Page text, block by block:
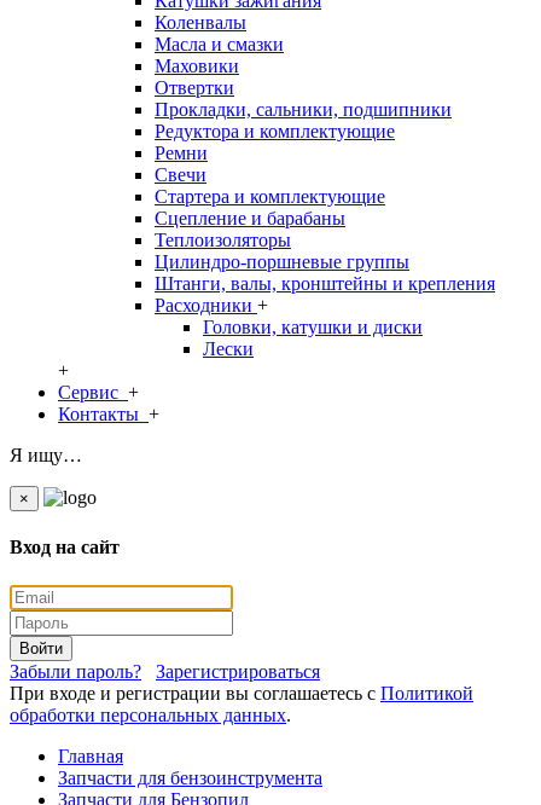
Коленвалы
Масла и смазки
Маховики
Отвертки
Прокладки, сальники, подшипники
Редуктора и комплектующие
Ремни
Свечи
Стартера и комплектующие
Сцепление и барабаны
Теплоизоляторы
Цилиндро-поршневые группы
Штанги, валы, кронштейны и крепления
Расходники +
Головки, катушки и диски
Лески
+
Сервис +
Контакты +
Я ищу…
×
Вход на сайт
Войти
Забыли пароль?
Зарегистрироваться
При входе и регистрации вы соглашаетесь с Политикой
обработки персональных данных.
Главная
Запчасти для бензоинструмента
Запчасти для Бензопил